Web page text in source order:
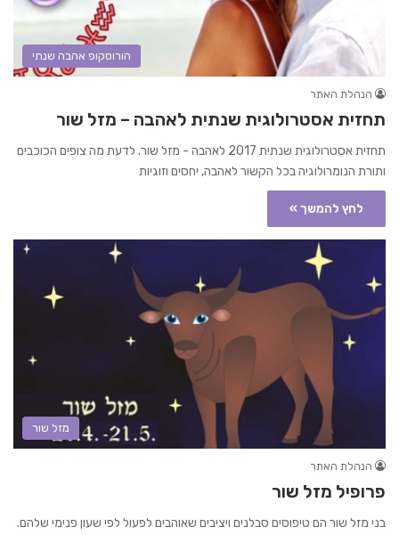
הורוסקופ אהבה שנתי
הנהלת האתר
תחזית אסטרולוגית שנתית לאהבה – מזל שור
תחזית אסטרולוגית שנתית 2017 לאהבה - מזל שור. לדעת מה צופים הכוכבים
ותורת הנומרולוגיה בכל הקשור לאהבה, יחסים וזוגיות
לחץ להמשך »
מזל שור
הנהלת האתר
פרופיל מזל שור
בני מזל שור הם טיפוסים סבלנים ויציבים שאוהבים לפעול לפי שעון פנימי שלהם.